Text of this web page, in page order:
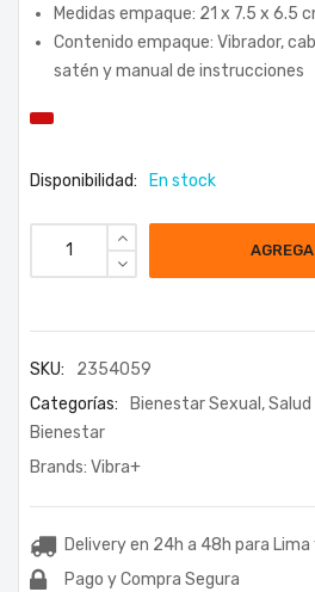
Medidas empaque: 21 x 7.5 x 6.5
Contenido empaque: Vibrador,
satén y manual de instrucciones
Disponibilidad: En stock
SKU:
2354059
Categorías:
Bienestar Sexual ,Salud
Bienestar
Brands: Vibra+
Delivery en 24h a 48h para Lima
Pago y Compra Segura